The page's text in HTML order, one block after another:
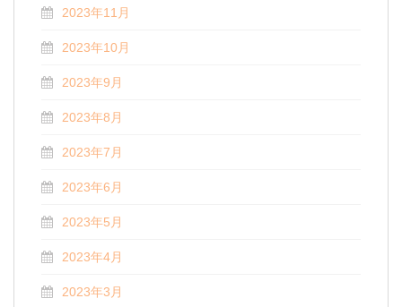
2023年11月
2023年10月
2023年9月
2023年8月
2023年7月
2023年6月
2023年5月
2023年4月
2023年3月